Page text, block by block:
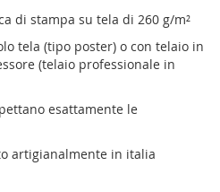
di stampa su tela di 260 g/m²
tela (tipo poster) o con telaio in
(telaio professionale in
esattamente le
artigianalmente in italia